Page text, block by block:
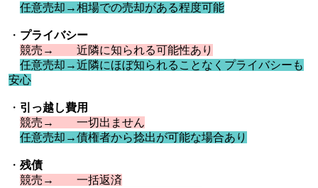
任意売却→相場での売却がある程度可能
・ プライバシー
競売→ 近隣に知られる可能性あり
任意売却→近隣にほぼ知られることなくプライバシーも
安心
・ 引っ越し費用
競売→ 一切出ません
任意売却→債権者から捻出が可能な場合あり
・ 残債
競売→ 一括返済